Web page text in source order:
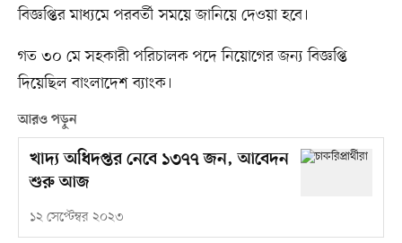
বিজ্ঞপ্তির মাধ্যমে পরবর্তী সময়ে জানিয়ে দেওয়া হবে।
গত ৩০ মে সহকারী পরিচালক পদে নিয়োগের জন্য বিজ্ঞপ্তি
দিয়েছিল বাংলাদেশ ব্যাংক।
আরও পড়ুন
খাদ্য অধিদপ্তর নেবে ১৩৭৭ জন, আবেদন
শুরু আজ
১২ সেপ্টেম্বর ২০২৩